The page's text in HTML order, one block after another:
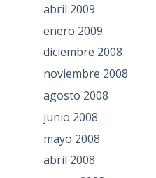
abril 2009
enero 2009
diciembre 2008
noviembre 2008
agosto 2008
junio 2008
mayo 2008
abril 2008